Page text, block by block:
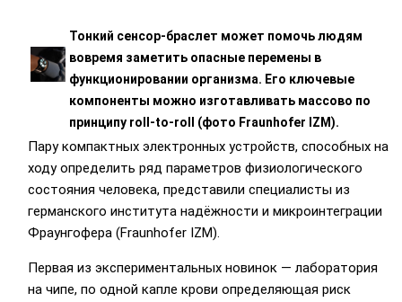
Тонкий сенсор-браслет может помочь людям
вовремя заметить опасные перемены в
функционировании организма. Его ключевые
компоненты можно изготавливать массово по
принципу roll-to-roll (фото Fraunhofer IZM).
Пару компактных электронных устройств, способных на
ходу определить ряд параметров физиологического
состояния человека, представили специалисты из
германского института надёжности и микроинтеграции
Фраунгофера (Fraunhofer IZM).
Первая из экспериментальных новинок — лаборатория
на чипе, по одной капле крови определяющая риск